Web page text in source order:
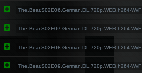
The.Bear.S02E06.German.DL.720p.WEB.h264-WvF
The.Bear.S02E07.German.DL.720p.WEB.h264-WvF
The.Bear.S02E08.German.DL.720p.WEB.h264-WvF
The.Bear.S02E09.German.DL.720p.WEB.h264-WvF